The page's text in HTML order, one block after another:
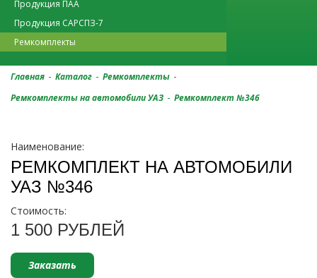
Продукция ПАА
Продукция САРСПЗ-7
Ремкомплекты
Главная - Каталог - Ремкомплекты -
Ремкомплекты на автомобили УАЗ - Ремкомплект №346
Наименование:
РЕМКОМПЛЕКТ НА АВТОМОБИЛИ
УАЗ №346
Стоимость:
1 500 РУБЛЕЙ
Заказать